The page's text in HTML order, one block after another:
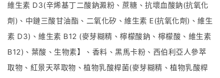
維生素 D3(辛烯基丁二酸鈉澱粉、蔗糖、抗壞血酸鈉(抗氧化
劑) 、中鏈三酸甘油酯、二氧化矽、維生素 E(抗氧化劑) 、維生
素 D3) 、維生素 B12 (麥芽糊精、檸檬酸鈉、檸檬酸、維生素
B12) 、葉酸、生物素】、香料、黑馬卡粉、西伯利亞人參萃
取物、紅景天萃取物、植物乳酸桿菌(麥芽糊精、植物乳酸桿